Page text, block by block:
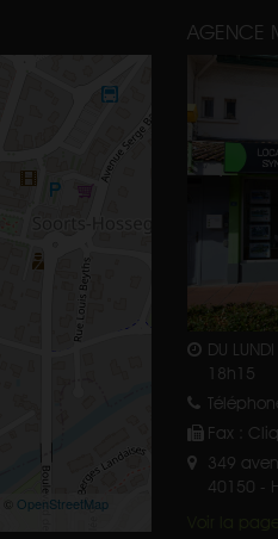
OpenStreetMap
AGENCE
DU
18h15
Fax :
349
40150 -